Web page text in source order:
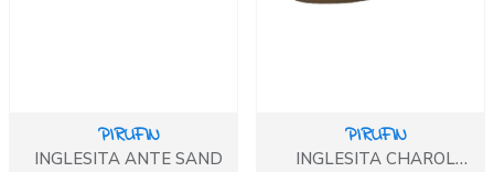
PIRUFIN
INGLESITA ANTE SAND
PIRUFIN
INGLESITA CHAROL